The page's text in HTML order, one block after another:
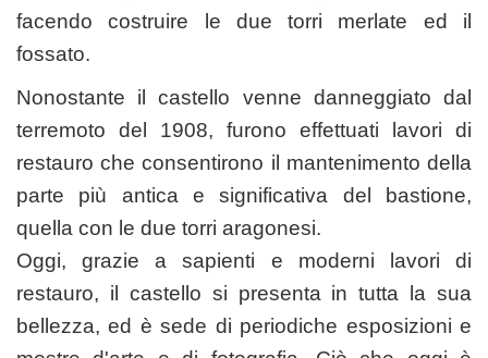
facendo costruire le due torri merlate ed il
fossato.
Nonostante il castello venne danneggiato dal
terremoto del 1908, furono effettuati lavori di
restauro che consentirono il mantenimento della
parte più antica e significativa del bastione,
quella con le due torri aragonesi.
Oggi, grazie a sapienti e moderni lavori di
restauro, il castello si presenta in tutta la sua
bellezza, ed è sede di periodiche esposizioni e